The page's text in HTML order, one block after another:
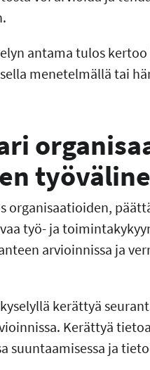
antama tulos
menetelmällä tai
organisaatioiden,
työ- ja
arvioinnissa ja
kerättyä
Kerättyä
suuntaamisessa ja